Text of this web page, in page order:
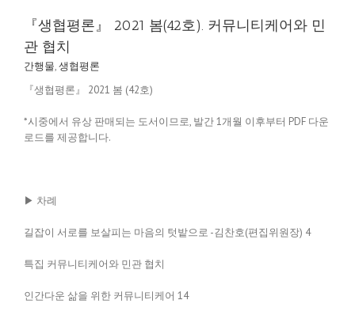
『생협평론』 2021 봄(42호). 커뮤니티케어와 민
관 협치
간행물,생협평론
『생협평론』 2021 봄 (42호)
*시중에서 유상 판매되는 도서이므로, 발간 1개월 이후부터 PDF 다운
로드를 제공합니다.
▶ 차례
길잡이 서로를 보살피는 마음의 텃밭으로 -김찬호(편집위원장) 4
특집 커뮤니티케어와 민관 협치
인간다운 삶을 위한 커뮤니티케어 14